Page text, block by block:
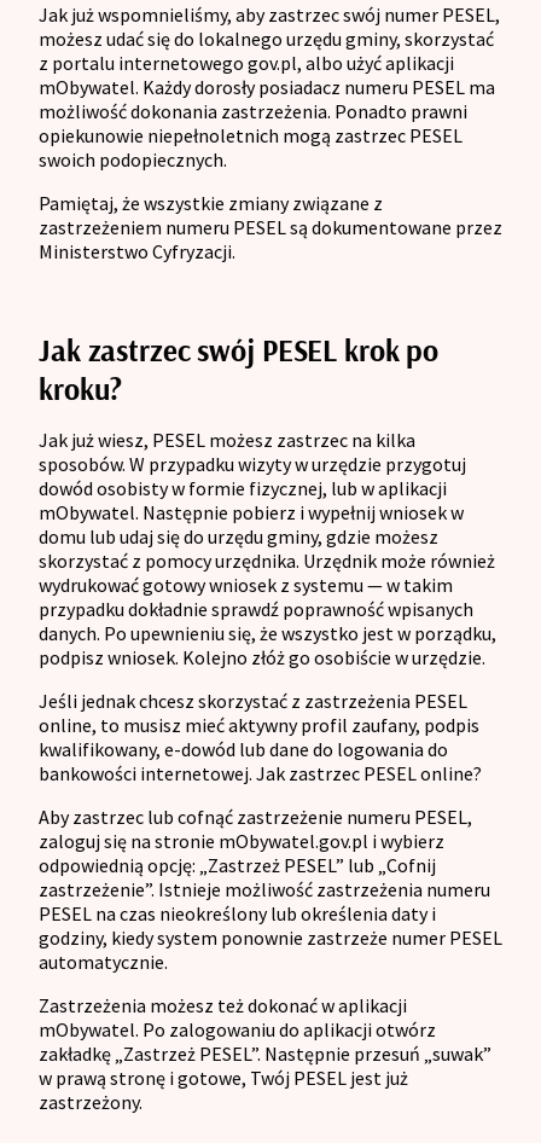
Jak już wspomnieliśmy, aby zastrzec swój numer PESEL,
możesz udać się do lokalnego urzędu gminy, skorzystać
z portalu internetowego gov.pl, albo użyć aplikacji
mObywatel. Każdy dorosły posiadacz numeru PESEL ma
możliwość dokonania zastrzeżenia. Ponadto prawni
opiekunowie niepełnoletnich mogą zastrzec PESEL
swoich podopiecznych.
Pamiętaj, że wszystkie zmiany związane z
zastrzeżeniem numeru PESEL są dokumentowane przez
Ministerstwo Cyfryzacji.
Jak zastrzec swój PESEL krok po
kroku?
Jak już wiesz, PESEL możesz zastrzec na kilka
sposobów. W przypadku wizyty w urzędzie przygotuj
dowód osobisty w formie fizycznej, lub w aplikacji
mObywatel. Następnie pobierz i wypełnij wniosek w
domu lub udaj się do urzędu gminy, gdzie możesz
skorzystać z pomocy urzędnika. Urzędnik może również
wydrukować gotowy wniosek z systemu — w takim
przypadku dokładnie sprawdź poprawność wpisanych
danych. Po upewnieniu się, że wszystko jest w porządku,
podpisz wniosek. Kolejno złóż go osobiście w urzędzie.
Jeśli jednak chcesz skorzystać z zastrzeżenia PESEL
online, to musisz mieć aktywny profil zaufany, podpis
kwalifikowany, e-dowód lub dane do logowania do
bankowości internetowej. Jak zastrzec PESEL online?
Aby zastrzec lub cofnąć zastrzeżenie numeru PESEL,
zaloguj się na stronie mObywatel.gov.pl i wybierz
odpowiednią opcję: „Zastrzeż PESEL” lub „Cofnij
zastrzeżenie”. Istnieje możliwość zastrzeżenia numeru
PESEL na czas nieokreślony lub określenia daty i
godziny, kiedy system ponownie zastrzeże numer PESEL
automatycznie.
Zastrzeżenia możesz też dokonać w aplikacji
mObywatel. Po zalogowaniu do aplikacji otwórz
zakładkę „Zastrzeż PESEL”. Następnie przesuń „suwak”
w prawą stronę i gotowe, Twój PESEL jest już
zastrzeżony.